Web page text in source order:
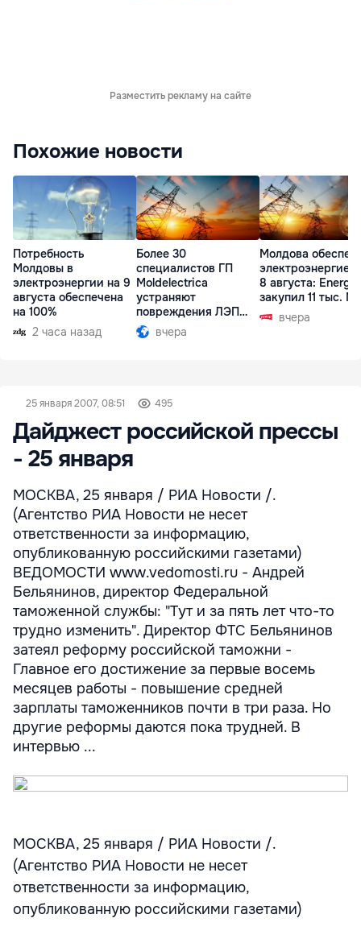
Разместить рекламу на сайте
Похожие новости
Потребность
Молдовы в
электроэнергии на 9
августа обеспечена
на 100%
2 часа назад
Более 30
специалистов ГП
Moldelectrica
устраняют
повреждения ЛЭП
Бельцы-Днестровск
вчера
Молдова
электроэнергией
8 августа:
закупил 11 тыс.
вчера
25 января 2007, 08:51 495
Дайджест российской прессы
- 25 января
МОСКВА, 25 января / РИА Новости /.
(Агентство РИА Новости не несет
ответственности за информацию,
опубликованную российскими газетами)
ВЕДОМОСТИ www.vedomosti.ru - Андрей
Бельянинов, директор Федеральной
таможенной службы: "Тут и за пять лет что-то
трудно изменить". Директор ФТС Бельянинов
затеял реформу российской таможни -
Главное его достижение за первые восемь
месяцев работы - повышение средней
зарплаты таможенников почти в три раза. Но
другие реформы даются пока трудней. В
интервью ...
МОСКВА, 25 января / РИА Новости /.
(Агентство РИА Новости не несет
ответственности за информацию,
опубликованную российскими газетами)